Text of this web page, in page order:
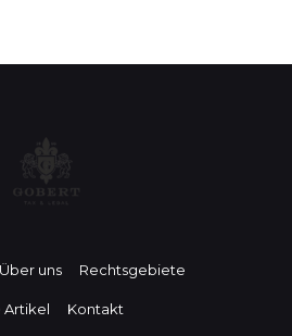
Über uns Rechtsgebiete
Artikel Kontakt